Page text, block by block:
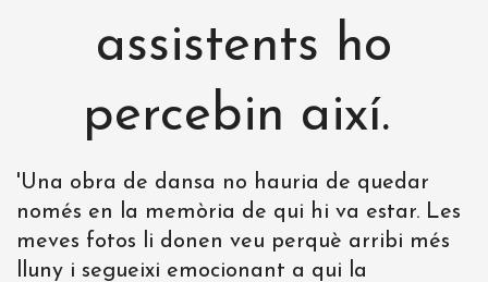
assistents ho
percebin així.
'Una obra de dansa no hauria de quedar
només en la memòria de qui hi va estar. Les
meves fotos li donen veu perquè arribi més
lluny i segueixi emocionant a qui la